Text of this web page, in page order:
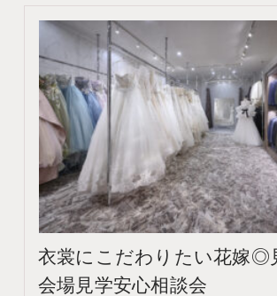
衣裳にこだわりたい花嫁◎
会場見学安心相談会